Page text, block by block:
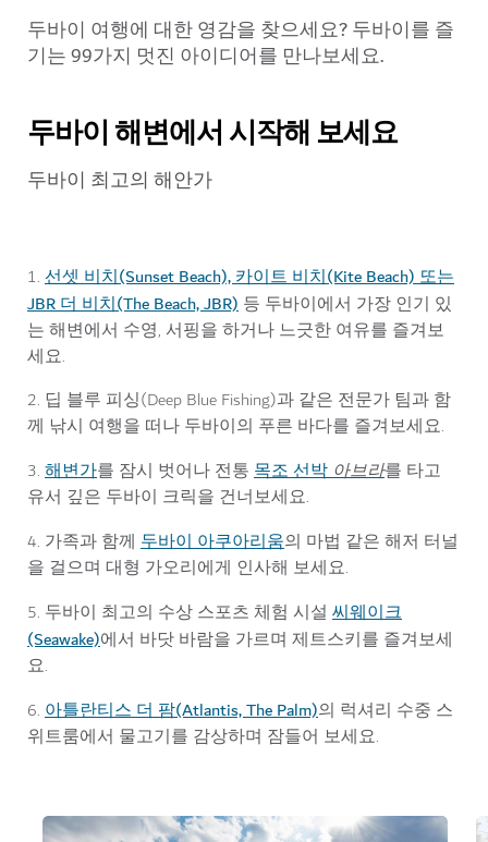
두바이 여행에 대한 영감을 찾으세요? 두바이를 즐
기는 99가지 멋진 아이디어를 만나보세요.
두바이 해변에서 시작해 보세요
두바이 최고의 해안가
1. 선셋 비치(Sunset Beach), 카이트 비치(Kite Beach) 또는
JBR 더 비치(The Beach, JBR) 등 두바이에서 가장 인기 있
는 해변에서 수영, 서핑을 하거나 느긋한 여유를 즐겨보
세요.
2. 딥 블루 피싱(Deep Blue Fishing)과 같은 전문가 팀과 함
께 낚시 여행을 떠나 두바이의 푸른 바다를 즐겨보세요.
3. 해변가를 잠시 벗어나 전통 목조 선박아브라를 타고
유서 깊은 두바이 크릭을 건너보세요.
4. 가족과 함께 두바이 아쿠아리움의 마법 같은 해저 터널
을 걸으며 대형 가오리에게 인사해 보세요.
5. 두바이 최고의 수상 스포츠 체험 시설 씨웨이크
(Seawake)에서 바닷 바람을 가르며 제트스키를 즐겨보세
요.
6. 아틀란티스 더 팜(Atlantis, The Palm)의 럭셔리 수중 스
위트룸에서 물고기를 감상하며 잠들어 보세요.